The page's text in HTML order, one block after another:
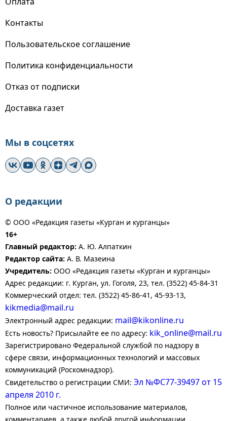
Контакты
Пользовательское соглашение
Политика конфиденциальности
Отказ от подписки
Доставка газет
Мы в соцсетях
О редакции
© ООО «Редакция газеты «Курган и курганцы»
16+
Главный редактор: А. Ю. Алпаткин
Редактор сайта: А. В. Мазеина
Учредитель: ООО «Редакция газеты «Курган и курганцы»
Адрес редакции: г. Курган, ул. Гоголя, 23, тел. (3522) 45-84-31
Коммерческий отдел: тел. (3522) 45-86-41, 45-93-13,
kikmedia@mail.ru
Электронный адрес редакции: mail@kikonline.ru
Есть новость? Присылайте ее по адресу: kik_online@mail.ru
Зарегистрировано Федеральной службой по надзору в
сфере связи, информационных технологий и массовых
коммуникаций (Роскомнадзор).
Свидетельство о регистрации СМИ: Эл №ФС77-39497 от 15
апреля 2010 г.
Полное или частичное использование материалов,